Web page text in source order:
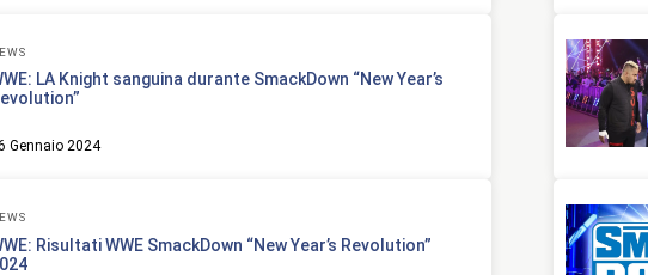
LA Knight sanguina durante SmackDown “New Year’s
Gennaio 2024
Risultati WWE SmackDown “New Year’s Revolution”